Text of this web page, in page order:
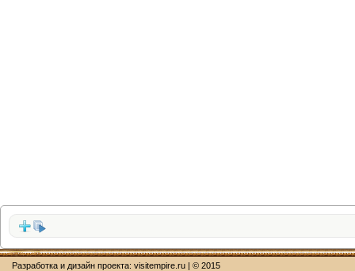
Разработка и дизайн проекта: visitempire.ru | © 2015